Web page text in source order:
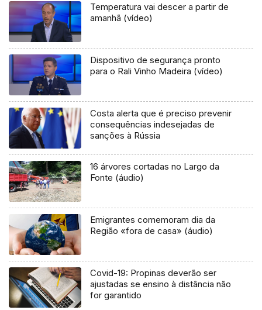
Temperatura vai descer a partir de
amanhã (vídeo)
Dispositivo de segurança pronto
para o Rali Vinho Madeira (vídeo)
Costa alerta que é preciso prevenir
consequências indesejadas de
sanções à Rússia
16 árvores cortadas no Largo da
Fonte (áudio)
Emigrantes comemoram dia da
Região «fora de casa» (áudio)
Covid-19: Propinas deverão ser
ajustadas se ensino à distância não
for garantido